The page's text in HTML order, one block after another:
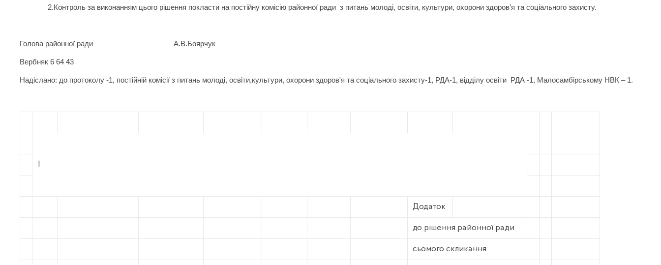
2.Контроль за виконанням цього рішення покласти на постійну комісію районної ради з питань молоді, освіти, культури, охорони здоров’я та соціального захисту.
Голова районної ради А.В.Боярчук
Вербняк 6 64 43
Надіслано: до протоколу -1, постійній комісії з питань молоді, освіти,культури, охорони здоров'я та соціального захисту-1, РДА-1, відділу освіти РДА -1, Малосамбірському НВК – 1.
1
Додаток
до рішення районної ради
сьомого скликання